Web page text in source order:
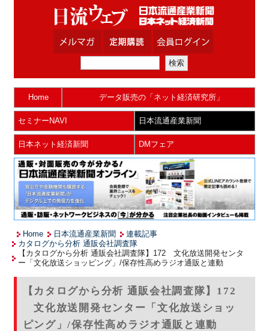
Home データ販売の「ネット経済研究所」
セミナーNAVI 日本流通産業新聞
日本ネット経済新聞 DMフェア
Home 日本流通産業新聞
連載記事
カタログから分析 通販会社調査隊
【カタログから分析 通販会社調査隊】172 文化放送開発センタ
ー「文化放送ショッピング」/保存性高めラジオ通販と連動
【カタログから分析 通販会社調査隊】172
文化放送開発センター「文化放送ショッ
ピング」/保存性高めラジオ通販と連動